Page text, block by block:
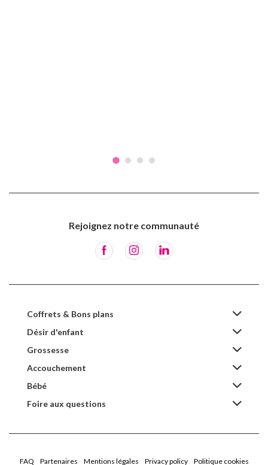
Rejoignez notre communauté
Coffrets & Bons plans
Désir d'enfant
Grossesse
Accouchement
Bébé
Foire aux questions
FAQ Partenaires Mentions légales Privacy policy Politique cookies